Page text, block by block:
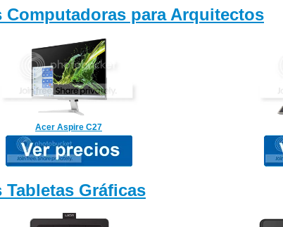
Computadoras para Arquitectos
Acer Aspire C27
Tabletas Gráficas